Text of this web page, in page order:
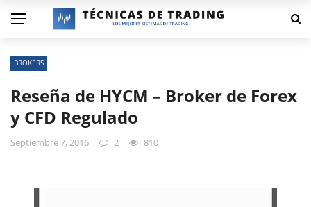
BROKERS
Reseña de HYCM – Broker de Forex
y CFD Regulado
Septiembre 7, 2016 2 810